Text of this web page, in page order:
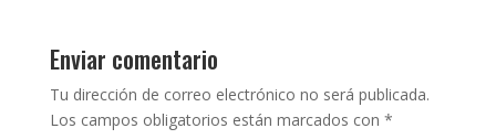
Enviar comentario
Tu dirección de correo electrónico no será publicada.
Los campos obligatorios están marcados con *